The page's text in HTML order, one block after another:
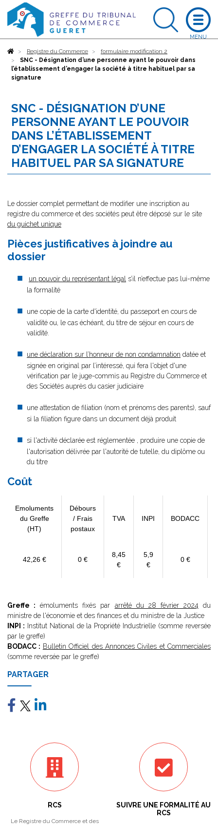
AccueilRegistre du Commerce
formulaire modification 2
SNC - Désignation d’une personne ayant le pouvoir dans
l’établissement d’engager la société à titre habituel par sa
signature
SNC - DÉSIGNATION D’UNE
PERSONNE AYANT LE POUVOIR
DANS L’ÉTABLISSEMENT
D’ENGAGER LA SOCIÉTÉ À TITRE
HABITUEL PAR SA SIGNATURE
Le dossier complet permettant de modifier une inscription au
registre du commerce et des sociétés peut être déposé sur le site
du guichet unique
Pièces justificatives à joindre au
dossier
un pouvoir du représentant légal s’il n’effectue pas lui-même
la formalité
une copie de la carte d'identité, du passeport en cours de
validité ou, le cas échéant, du titre de séjour en cours de
validité.
une déclaration sur l’honneur de non condamnation datée et
signée en original par l’intéressé, qui fera l'objet d'une
vérification par le juge-commis au Registre du Commerce et
des Sociétés auprès du casier judiciaire
une attestation de filiation (nom et prénoms des parents), sauf
si la filiation figure dans un document déjà produit
si l'activité déclarée est réglementée , produire une copie de
l'autorisation délivrée par l'autorité de tutelle, du diplôme ou
du titre
Coût
Emoluments
du Greffe
(HT)
Débours
/ Frais
postaux
TVA INPI BODACC
42,26 € 0 €
8,45
€
5,9
€
0 €
Greffe : émoluments fixés par arrêté du 28 février 2024 du
ministre de l'économie et des finances et du ministre de la Justice
INPI : Institut National de la Propriété Industrielle (somme reversée
par le greffe)
BODACC : Bulletin Officiel des Annonces Civiles et Commerciales
(somme reversée par le greffe)
PARTAGER
RCS
Le Registre du Commerce et des
SUIVRE UNE FORMALITÉ AU
RCS